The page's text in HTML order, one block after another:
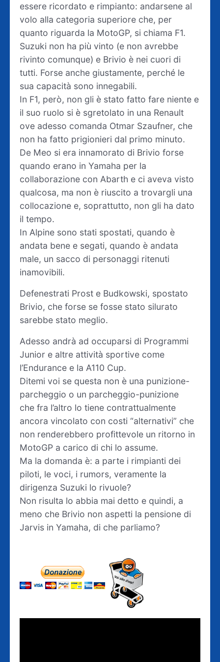
essere ricordato e rimpianto: andarsene al
volo alla categoria superiore che, per
quanto riguarda la MotoGP, si chiama F1.
Suzuki non ha più vinto (e non avrebbe
rivinto comunque) e Brivio è nei cuori di
tutti. Forse anche giustamente, perché le
sua capacità sono innegabili.
In F1, però, non gli è stato fatto fare niente e
il suo ruolo si è sgretolato in una Renault
ove adesso comanda Otmar Szaufner, che
non ha fatto prigionieri dal primo minuto.
De Meo si era innamorato di Brivio forse
quando erano in Yamaha per la
collaborazione con Abarth e ci aveva visto
qualcosa, ma non è riuscito a trovargli una
collocazione e, soprattutto, non gli ha dato
il tempo.
In Alpine sono stati spostati, quando è
andata bene e segati, quando è andata
male, un sacco di personaggi ritenuti
inamovibili.
Defenestrati Prost e Budkowski, spostato
Brivio, che forse se fosse stato silurato
sarebbe stato meglio.
Adesso andrà ad occuparsi di Programmi
Junior e altre attività sportive come
l’Endurance e la A110 Cup.
Ditemi voi se questa non è una punizione-
parcheggio o un parcheggio-punizione
che fra l’altro lo tiene contrattualmente
ancora vincolato con costi “alternativi” che
non renderebbero profittevole un ritorno in
MotoGP a carico di chi lo assume.
Ma la domanda è: a parte i rimpianti dei
piloti, le voci, i rumors, veramente la
dirigenza Suzuki lo rivuole?
Non risulta lo abbia mai detto e quindi, a
meno che Brivio non aspetti la pensione di
Jarvis in Yamaha, di che parliamo?